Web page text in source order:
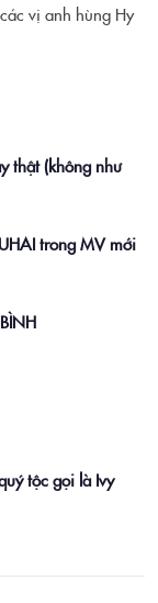
vị anh hùng Hy
thật (không như
trong MV mới
tộc gọi là Ivy